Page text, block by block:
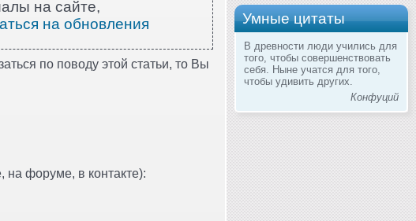
Умные цитаты
В древности люди учились для
того, чтобы совершенствовать
себя. Ныне учатся для того,
чтобы удивить других.
Конфуций
на сайте,
на обновления
по поводу этой статьи, то Вы
на форуме, в контакте):